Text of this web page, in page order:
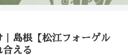
｜島根【松江フォーゲル
合える